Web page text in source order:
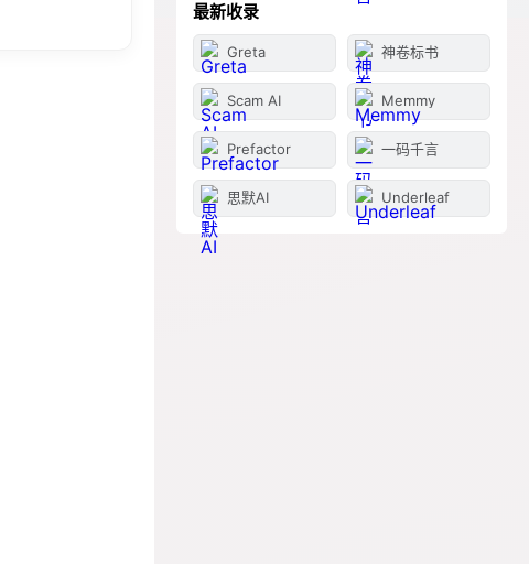
最新收录
Greta 神卷标书
Scam AI Memmy
Prefactor 一码千言
思默AI Underleaf